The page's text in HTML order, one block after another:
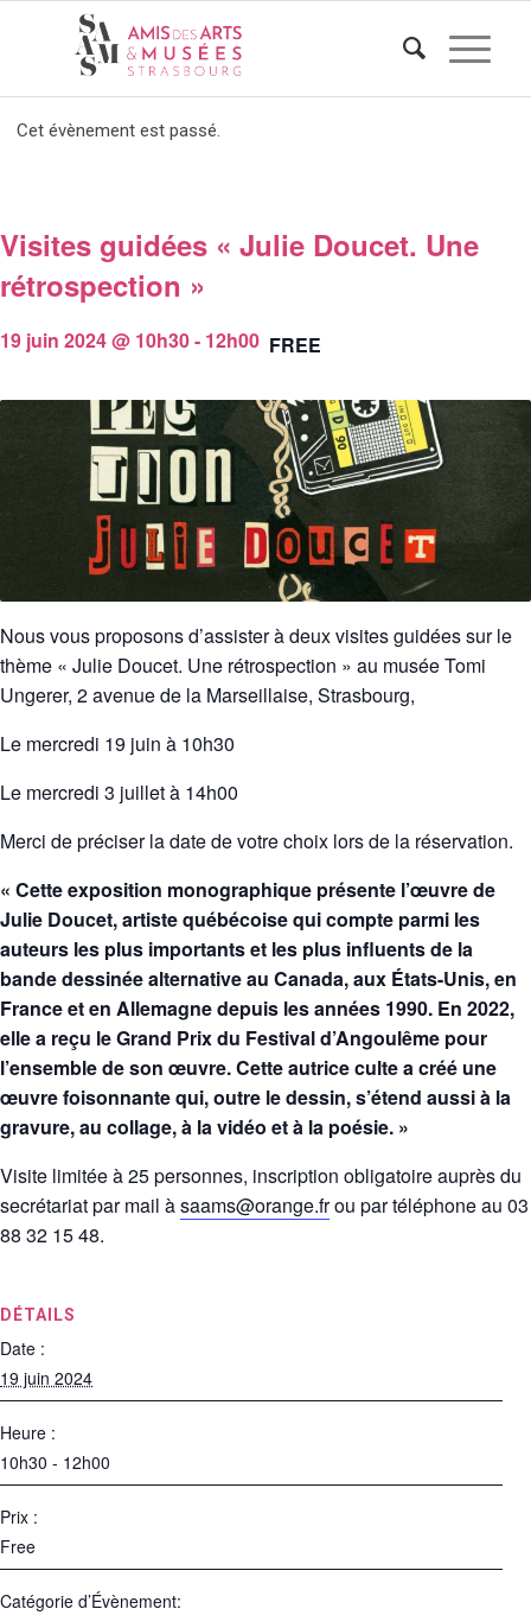
Cet évènement est passé.
Visites guidées « Julie Doucet. Une
rétrospection »
19 juin 2024 @ 10h30- 12h00 FREE
Nous vous proposons d’assister à deux visites guidées sur le
thème « Julie Doucet. Une rétrospection » au musée Tomi
Ungerer, 2 avenue de la Marseillaise, Strasbourg,
Le mercredi 19 juin à 10h30
Le mercredi 3 juillet à 14h00
Merci de préciser la date de votre choix lors de la réservation.
« Cette exposition monographique présente l’œuvre de
Julie Doucet, artiste québécoise qui compte parmi les
auteurs les plus importants et les plus influents de la
bande dessinée alternative au Canada, aux États-Unis, en
France et en Allemagne depuis les années 1990. En 2022,
elle a reçu le Grand Prix du Festival d’Angoulême pour
l’ensemble de son œuvre. Cette autrice culte a créé une
œuvre foisonnante qui, outre le dessin, s’étend aussi à la
gravure, au collage, à la vidéo et à la poésie. »
Visite limitée à 25 personnes, inscription obligatoire auprès du
secrétariat par mail àsaams@orange.frou par téléphone au 03
88 32 15 48.
DÉTAILS
Date :
19 juin 2024
Heure :
10h30 - 12h00
Prix :
Free
Catégorie d’Évènement: